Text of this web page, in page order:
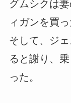
グムシクは
ィガンを買っ
そして、ジ
ると謝り、
った。